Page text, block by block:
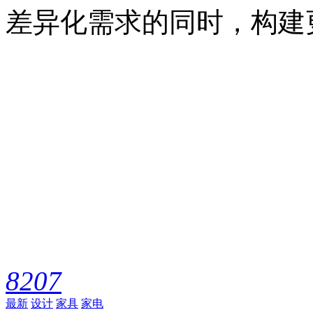
差异化需求的同时，构
8207
最新 设计 家具 家电